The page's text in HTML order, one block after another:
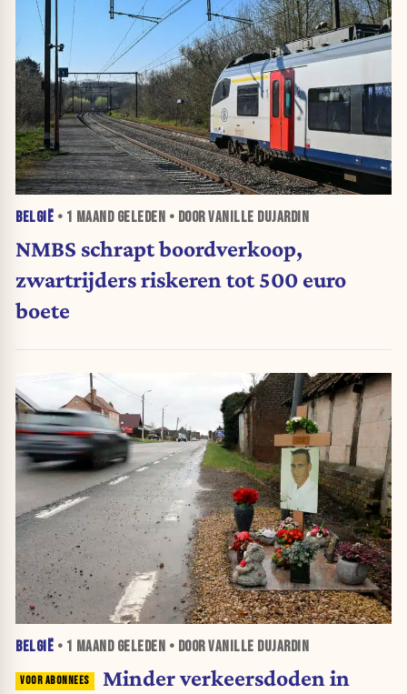
BELGIË • 1 MAANDGELEDEN • DOOR VANILLE DUJARDIN
NMBS schrapt boordverkoop,
zwartrijders riskeren tot 500 euro
boete
BELGIË • 1 MAANDGELEDEN • DOOR VANILLE DUJARDIN
Minder verkeersdoden in